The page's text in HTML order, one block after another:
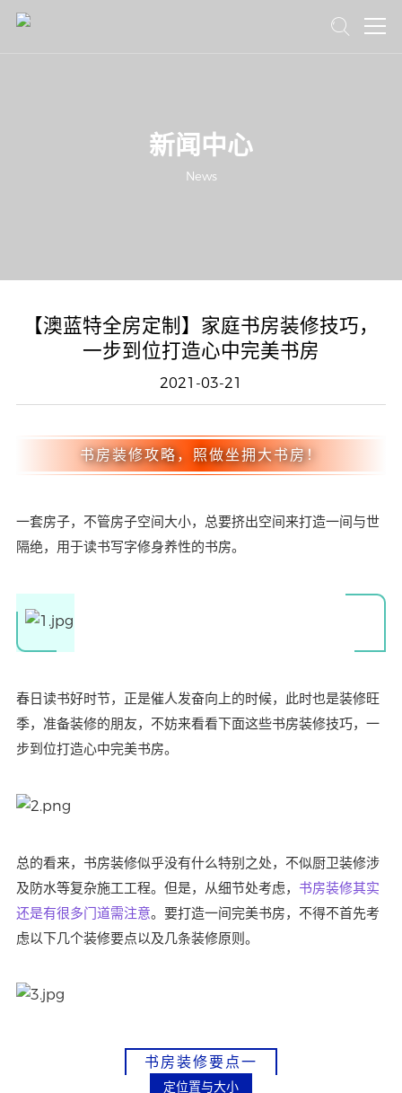
新闻中心
News
【澳蓝特全房定制】家庭书房装修技巧，
一步到位打造心中完美书房
2021-03-21
书房装修攻略，照做坐拥大书房！
一套房子，不管房子空间大小，总要挤出空间来打造一间与世
隔绝，用于读书写字修身养性的书房。
春日读书好时节，正是催人发奋向上的时候，此时也是装修旺
季，准备装修的朋友，不妨来看看下面这些书房装修技巧，一
步到位打造心中完美书房。
总的看来，书房装修似乎没有什么特别之处，不似厨卫装修涉
及防水等复杂施工工程。但是，从细节处考虑， 书房装修其实
还是有很多门道需注意。要打造一间完美书房，不得不首先考
虑以下几个装修要点以及几条装修原则。
书房装修要点一
定位置与大小